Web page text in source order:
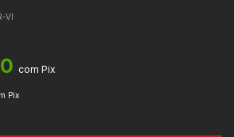
VI
com Pix
Pix